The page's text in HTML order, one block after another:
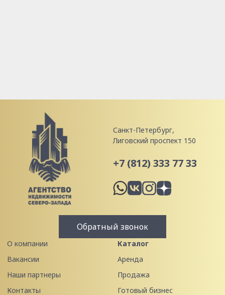
Санкт-Петербург,
Лиговский проспект 150
+7 (812) 333 77 33
Обратный звонок
О компании
Вакансии
Наши партнеры
Контакты
Каталог
Аренда
Продажа
Готовый бизнес